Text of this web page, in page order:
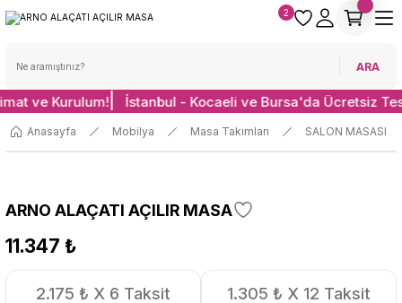
ARA
2
ve Kurulum! İstanbul - Kocaeli ve Bursa'da Ücretsiz
Anasayfa Mobilya Masa Takımları SALON MASASI
ARNO ALAÇATI AÇILIR MASA
11.347 ₺
2.175 ₺ X 6 Taksit 1.305 ₺ X 12 Taksit